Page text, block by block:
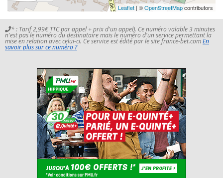
Leaflet | ©OpenStreetMapcontributors
* : Tarif 2,99€ TTC par appel + prix d'un appel). Ce numéro valable 3 minutes
n'est pas le numéro du destinataire mais le numéro d'un service permettant la
mise en relation avec celui-ci. Ce service est édité par le site france-bet.comEn
savoir plus sur ce numéro ?